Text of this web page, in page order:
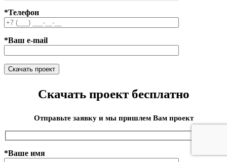
*Телефон
*Ваш e-mail
Скачать проект бесплатно
Отправьте заявку и мы пришлем Вам проект
*Ваше имя